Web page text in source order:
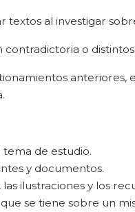
textos al investigar
contradictoria o
de estudio.
y documentos.
ilustraciones y los
se tiene sobre un